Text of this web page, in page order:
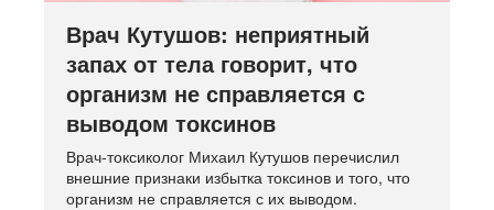
Врач Кутушов: неприятный
запах от тела говорит, что
организм не справляется с
выводом токсинов
Врач-токсиколог Михаил Кутушов перечислил
внешние признаки избытка токсинов и того, что
организм не справляется с их выводом.